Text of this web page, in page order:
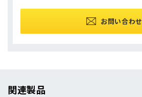
お問い合わせ
関連製品